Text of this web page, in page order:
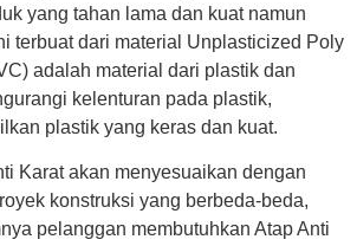
yang tahan lama dan kuat namun
terbuat dari material Unplasticized Poly
adalah material dari plastik dan
kelenturan pada plastik,
plastik yang keras dan kuat.
Karat akan menyesuaikan dengan
konstruksi yang berbeda-beda,
pelanggan membutuhkan Atap Anti